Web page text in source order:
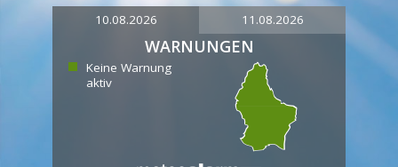
10.08.2026 11.08.2026
WARNUNGEN
Keine Warnung
aktiv